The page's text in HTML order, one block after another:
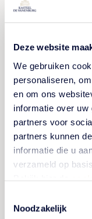
Deze website
We gebruiken
personaliseren,
en om ons
informatie over
partners voor
partners kunnen
informatie die u
verzameld op
Noodzakelijk
Geniet van
verblijf
Verblijf in één
voor een
kamers zijn
Elke kamer met
ouderwets
omgeving.
BEKIJK